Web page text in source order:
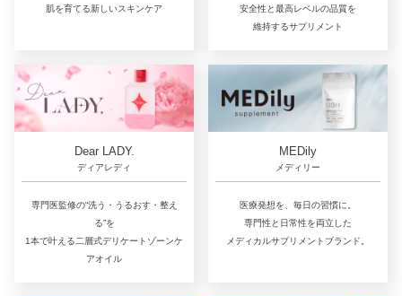
肌を育てる新しいスキンケア
安全性と最高レベルの品質を
維持するサプリメント
Dear LADY.
ディアレディ
専門医監修の“洗う・うるおす・整え
る”を
1本で叶える二層式デリケートゾーンケ
アオイル
MEDily
メディリー
医療発想を、毎日の習慣に。
専門性と日常性を両立した
メディカルサプリメントブランド。